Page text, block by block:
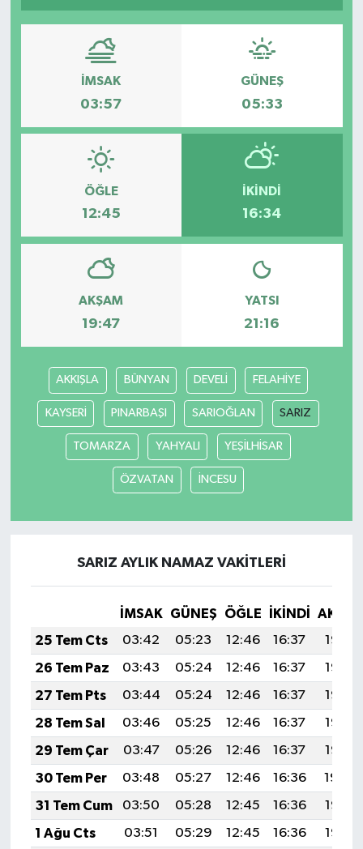
İMSAK
03:57
GÜNEŞ
05:33
ÖĞLE
12:45
İKINDI
16:34
AKŞAM
19:47
YATSI
21:16
AKKIŞLA BÜNYAN DEVELİ FELAHİYE
KAYSERİ PINARBAŞI SARIOĞLAN SARIZ
TOMARZA YAHYALI YEŞİLHİSAR
ÖZVATAN İNCESU
SARIZ AYLIK NAMAZ VAKITLERI
İMSAK GÜNEŞ ÖĞLE İKINDI
25 Tem Cts
03:42 05:23 12:46 16:37
19:58
26 Tem Paz
03:43 05:24 12:46 16:37
19:58
27 Tem Pts
03:44 05:24 12:46 16:37
19:57
28 Tem Sal
03:46 05:25 12:46 16:37
19:56
29 Tem Çar
03:47 05:26 12:46 16:37
19:55
30 Tem Per
03:48 05:27 12:46 16:36
19:54
31 Tem Cum
03:50 05:28 12:45 16:36
19:53
1 Ağu Cts
03:51 05:29 12:45 16:36
19:52